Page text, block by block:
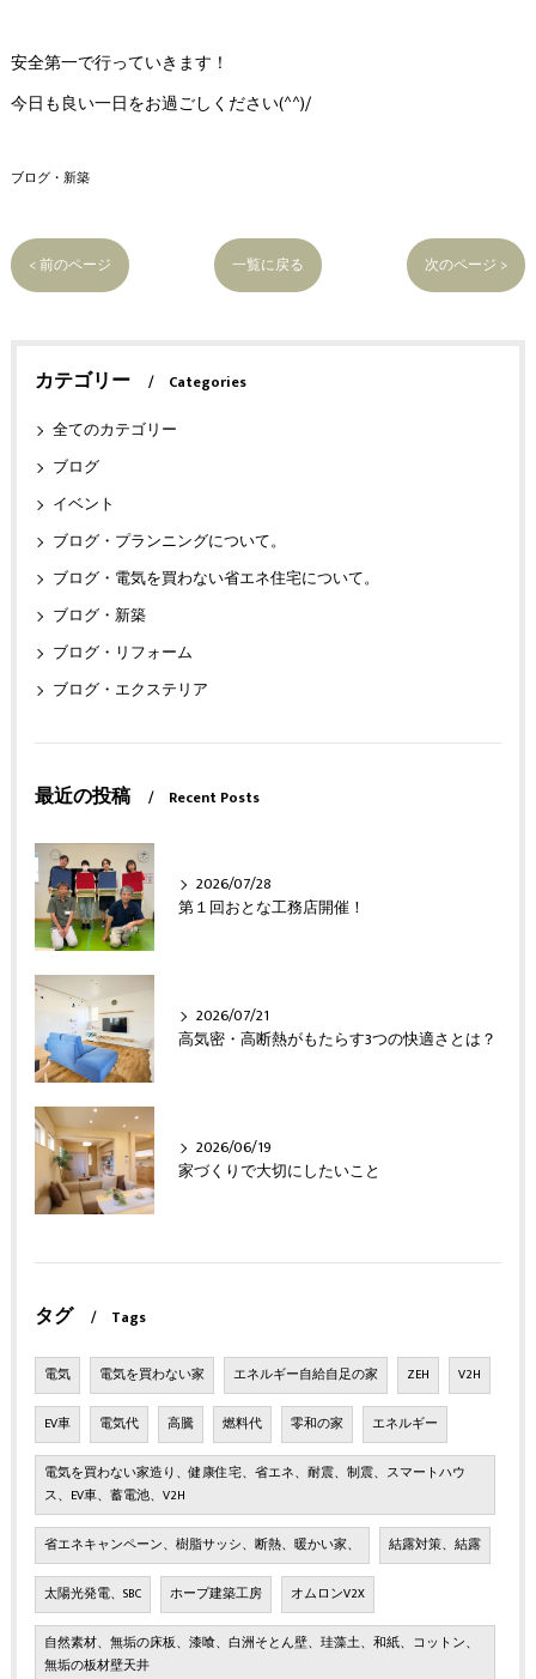
安全第一で行っていきます！
今日も良い一日をお過ごしください(^^)/
ブログ・新築
< 前のページ 一覧に戻る 次のページ >
カテゴリー
Categories
全てのカテゴリー
ブログ
イベント
ブログ・プランニングについて。
ブログ・電気を買わない省エネ住宅について。
ブログ・新築
ブログ・リフォーム
ブログ・エクステリア
最近の投稿 Recent Posts
2026/07/28
第１回おとな工務店開催！
2026/07/21
高気密・高断熱がもたらす3つの快適さとは？
2026/06/19
家づくりで大切にしたいこと
タグ Tags
電気 電気を買わない家 エネルギー自給自足の家 ZEH V2H
EV車 電気代 高騰 燃料代 零和の家 エネルギー
電気を買わない家造り、健康住宅、省エネ、耐震、制震、スマートハウ
ス、EV車、蓄電池、V2H
省エネキャンペーン、樹脂サッシ、断熱、暖かい家、 結露対策、結露
太陽光発電、SBC ホープ建築工房 オムロンV2X
自然素材、無垢の床板、漆喰、白洲そとん壁、珪藻土、和紙、コットン、
無垢の板材壁天井